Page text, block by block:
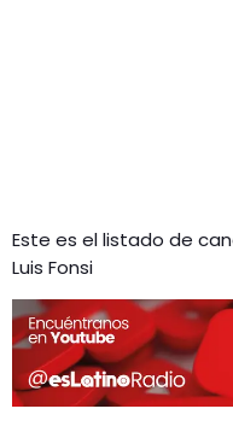
Este es el listado de
Luis Fonsi